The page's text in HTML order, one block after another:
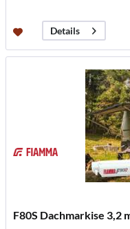
Details
F80S Dachmarkise 3,2